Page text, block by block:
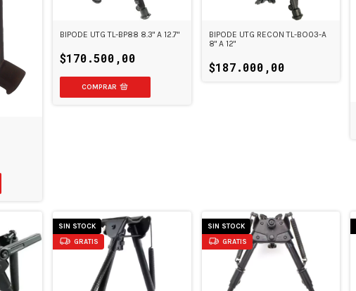
BIPODE UTG TL-BP88 8.3" A 12.7"
$170.500,00
BIPODE UTG RECON TL-BO03-A
8" A 12"
$187.000,00
SIN STOCK
GRATIS
SIN STOCK
GRATIS